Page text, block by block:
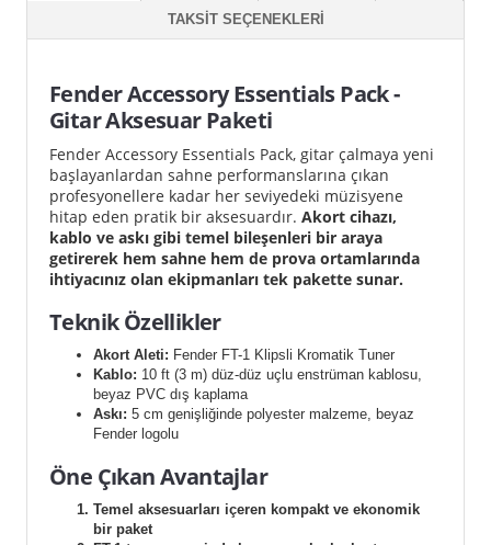
TAKSIT SEÇENEKLERI
Fender Accessory Essentials Pack -
Gitar Aksesuar Paketi
Fender Accessory Essentials Pack, gitar çalmaya yeni
başlayanlardan sahne performanslarına çıkan
profesyonellere kadar her seviyedeki müzisyene
hitap eden pratik bir aksesuardır. Akort cihazı,
kablo ve askı gibi temel bileşenleri bir araya
getirerek hem sahne hem de prova ortamlarında
ihtiyacınız olan ekipmanları tek pakette sunar.
Teknik Özellikler
Akort Aleti: Fender FT-1 Klipsli Kromatik Tuner
Kablo: 10 ft (3 m) düz-düz uçlu enstrüman kablosu,
beyaz PVC dış kaplama
Askı: 5 cm genişliğinde polyester malzeme, beyaz
Fender logolu
Öne Çıkan Avantajlar
Temel aksesuarları içeren kompakt ve ekonomik
bir paket